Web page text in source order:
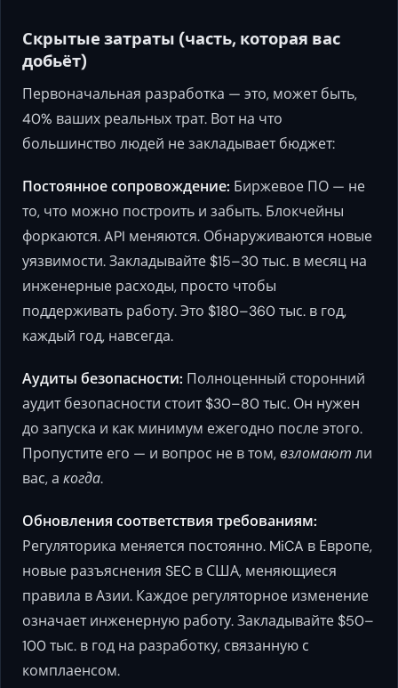
Скрытые затраты (часть, которая вас
добьёт)
Первоначальная разработка — это, может быть,
40% ваших реальных трат. Вот на что
большинство людей не закладывает бюджет:
Постоянное сопровождение: Биржевое ПО — не
то, что можно построить и забыть. Блокчейны
форкаются. API меняются. Обнаруживаются новые
уязвимости. Закладывайте $15–30 тыс. в месяц на
инженерные расходы, просто чтобы
поддерживать работу. Это $180–360 тыс. в год,
каждый год, навсегда.
Аудиты безопасности: Полноценный сторонний
аудит безопасности стоит $30–80 тыс. Он нужен
до запуска и как минимум ежегодно после этого.
Пропустите его — и вопрос не в том,взломают ли
вас, а когда.
Обновления соответствия требованиям:
Регуляторика меняется постоянно. MiCA в Европе,
новые разъяснения SEC в США, меняющиеся
правила в Азии. Каждое регуляторное изменение
означает инженерную работу. Закладывайте $50–
100 тыс. в год на разработку, связанную с
комплаенсом.